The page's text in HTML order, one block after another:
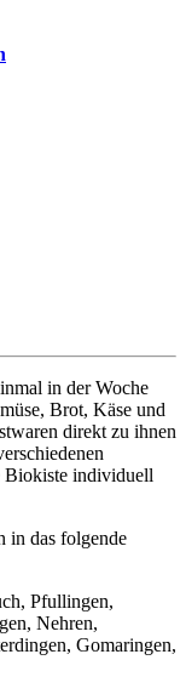
in der Woche
Brot, Käse und
direkt zu ihnen
Biokiste individuell
in das folgende
Pfullingen,
Nehren,
Gomaringen,